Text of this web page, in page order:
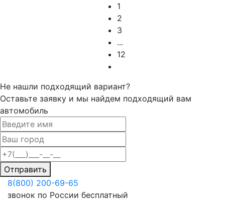
1
2
3
...
12
Не нашли подходящий вариант?
Оставьте заявку и мы найдем подходящий вам
автомобиль
Отправить
8(800) 200-69-65
звонок по России бесплатный